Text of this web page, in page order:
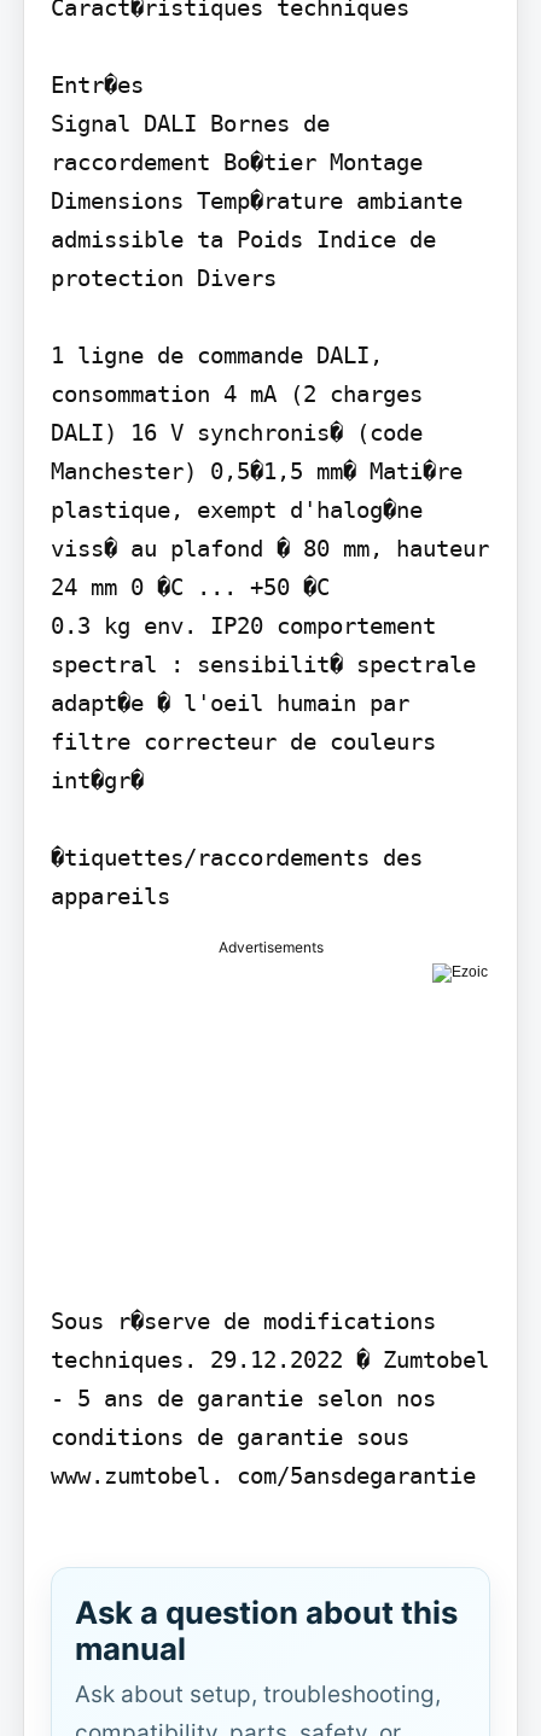
Caract�ristiques techniques
Entr�es
Signal DALI Bornes de
raccordement Bo�tier Montage
Dimensions Temp�rature ambiante
admissible ta Poids Indice de
protection Divers
1 ligne de commande DALI,
consommation 4 mA (2 charges
DALI) 16 V synchronis� (code
Manchester) 0,5�1,5 mm� Mati�re
plastique, exempt d'halog�ne
viss� au plafond � 80 mm, hauteur
24 mm 0 �C ... +50 �C
0.3 kg env. IP20 comportement
spectral : sensibilit� spectrale
adapt�e � l'oeil humain par
filtre correcteur de couleurs
int�gr�
�tiquettes/raccordements des
appareils
Advertisements
Sous r�serve de modifications
techniques. 29.12.2022 � Zumtobel
- 5 ans de garantie selon nos
conditions de garantie sous
www.zumtobel. com/5ansdegarantie
Ask a question about this
manual
Ask about setup, troubleshooting,